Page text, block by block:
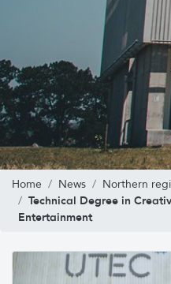
Home News Northern
Technical Degree in
Entertainment